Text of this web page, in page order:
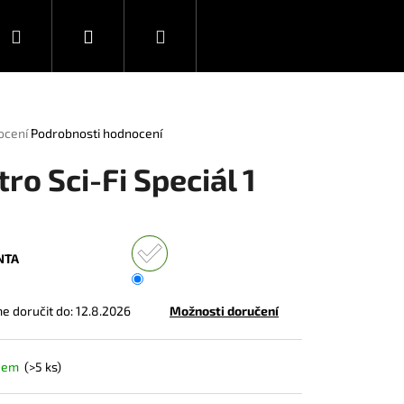
Novinky Ediční plán
Přihlášení
Podrobnosti hodnocení
Sci-Fi Speciál 1
doručit do:12.8.2026 Možnosti doručení
(>5 ks)
1